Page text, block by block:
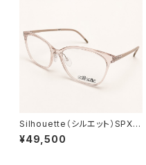
Silhouette（シルエット）SPX15
96/75/8611 53□ 15-125 ／
0077418
¥49,500